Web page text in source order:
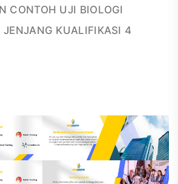
CONTOH UJI BIOLOGI
JENJANG KUALIFIKASI 4